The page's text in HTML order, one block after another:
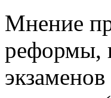
Мнение
реформы,